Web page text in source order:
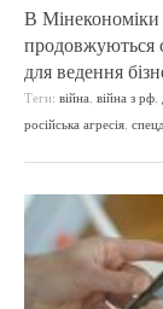
В Мінекономіки
продовжуються
для ведення
Теги: війна, війна з рф,
російська агресія,